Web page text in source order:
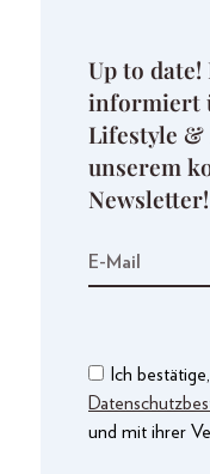
Up to
informiert
Lifestyle &
unserem
Newsletter!
Ich
und mit ihrer